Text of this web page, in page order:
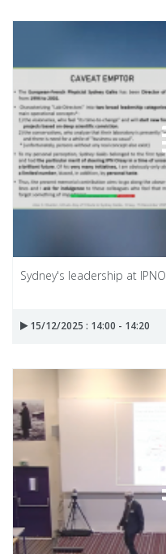
Sydney's leadership at IPNO
15/12/2025 : 14:00 - 14:20